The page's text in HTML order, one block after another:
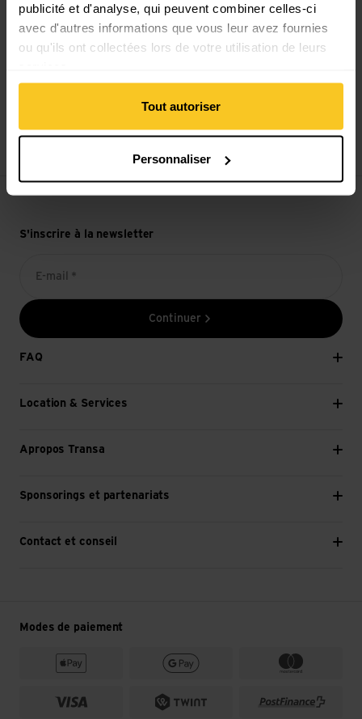
publicité et d'analyse, qui peuvent combiner celles-ci
avec d'autres informations que vous leur avez fournies
ou qu'ils ont collectées lors de votre utilisation de leurs
Tout autoriser
Personnaliser
S'inscrire à la newsletter
E-mail *
Continuer
FAQ
Location & Services
Apropos Transa
Sponsorings et partenariats
Contact et conseil
Modes de paiement